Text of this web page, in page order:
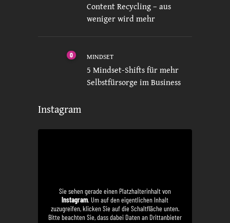
Content Recycling – aus
weniger wird mehr
0 MINDSET
5 Mindset-Shifts für mehr
Selbstfürsorge im Business
Instagram
Sie sehen gerade einen Platzhalterinhalt von
Instagram. Um auf den eigentlichen Inhalt
zuzugreifen, klicken Sie auf die Schaltfläche unten.
Bitte beachten Sie, dass dabei Daten an Drittanbieter